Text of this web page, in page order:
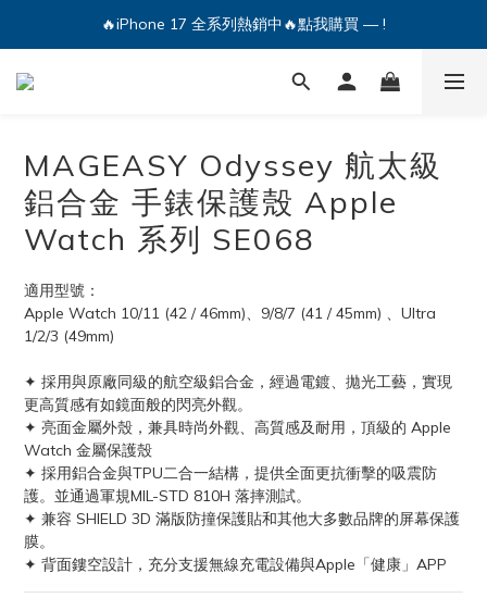
🔥iPhone 17 全系列熱銷中🔥點我購買 — !
🔥iPhone 17 全系列熱銷中🔥點我購買 — !
💕加入Q哥 Line 新好友領優惠券！🎫
MAGEASY Odyssey 航太級
鋁合金 手錶保護殼 Apple
Watch 系列 SE068
適用型號：
Apple Watch 10/11 (42 / 46mm)、9/8/7 (41 / 45mm) 、Ultra
1/2/3 (49mm)
✦ 採用與原廠同級的航空級鋁合金，經過電鍍、拋光工藝，實現
更高質感有如鏡面般的閃亮外觀。
✦ 亮面金屬外殼，兼具時尚外觀、高質感及耐用，頂級的 Apple
Watch 金屬保護殼
✦ 採用鋁合金與TPU二合一結構，提供全面更抗衝擊的吸震防
護。並通過軍規MIL-STD 810H 落摔測試。
✦ 兼容 SHIELD 3D 滿版防撞保護貼和其他大多數品牌的屏幕保護
膜。
✦ 背面鏤空設計，充分支援無線充電設備與Apple「健康」APP